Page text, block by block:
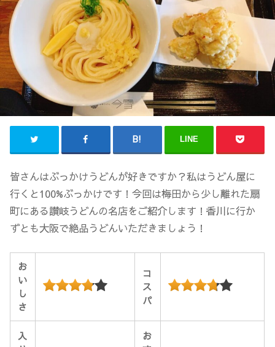
LINE
皆さんはぶっかけうどんが好きですか？私はうどん屋に
行くと100%ぶっかけです！今回は梅田から少し離れた扇
町にある讃岐うどんの名店をご紹介します！香川に行か
ずとも大阪で絶品うどんいただきましょう！
お
い
し
さ
コ
ス
パ
入
お